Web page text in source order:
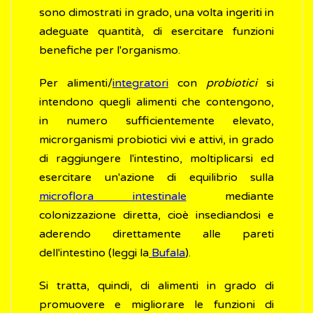
sono dimostrati in grado, una volta ingeriti in
adeguate quantità, di esercitare funzioni
benefiche per l'organismo.
Per alimenti/integratori con probioticisi
intendono quegli alimenti che contengono,
in numero sufficientemente elevato,
microrganismi probiotici vivi e attivi, in grado
di raggiungere l'intestino, moltiplicarsi ed
esercitare un'azione di equilibrio sulla
microflora intestinale mediante
colonizzazione diretta, cioè insediandosi e
aderendo direttamente alle pareti
dell'intestino (leggi la Bufala).
Si tratta, quindi, di alimenti in grado di
promuovere e migliorare le funzioni di